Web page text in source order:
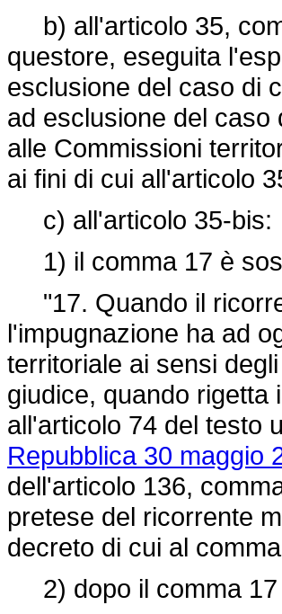
b) all'articolo 35,
questore, eseguita
esclusione del caso di
ad esclusione del caso
alle Commissioni
ai fini di cui all'articolo
c) all'articolo 35-bis:
1) il comma 17 è
"17. Quando il
l'impugnazione ha ad
territoriale ai sensi
giudice, quando rigetta
all'articolo 74 del testo
Repubblica 30 maggio
dell'articolo 136,
pretese del ricorrente
decreto di cui al
2) dopo il comma 17